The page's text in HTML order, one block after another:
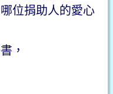
位捐助人的愛心
，